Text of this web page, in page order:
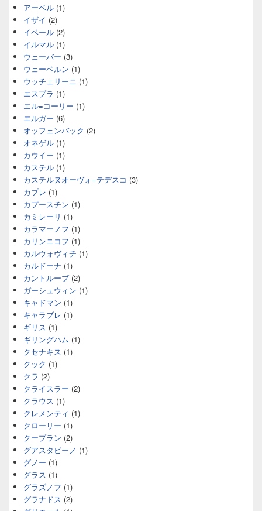
アーベル (1)
イザイ (2)
イベール (2)
イルマル (1)
ウェーバー (3)
ウェーベルン (1)
ウッチェリーニ (1)
エスプラ (1)
エル=コーリー (1)
エルガー (6)
オッフェンバック (2)
オネゲル (1)
カウイー (1)
カステル (1)
カステルヌオーヴォ=テデスコ (3)
カプレ (1)
カプースチン (1)
カミレーリ (1)
カラマーノフ (1)
カリンニコフ (1)
カルウォヴィチ (1)
カルドーナ (1)
カントルーブ (2)
ガーシュウィン (1)
キャドマン (1)
キャラブレ (1)
ギリス (1)
ギリングハム (1)
クセナキス (1)
クック (1)
クラ (2)
クライスラー (2)
クラウス (1)
クレメンティ (1)
クローリー (1)
クープラン (2)
グアスタビーノ (1)
グノー (1)
グラス (1)
グラズノフ (1)
グラナドス (2)